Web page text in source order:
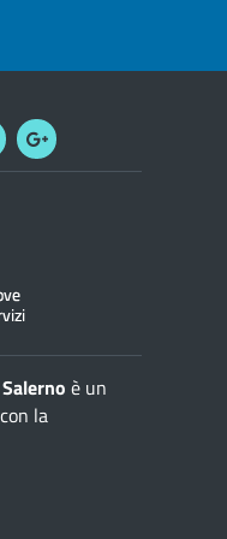
RSS Google
è un
con la